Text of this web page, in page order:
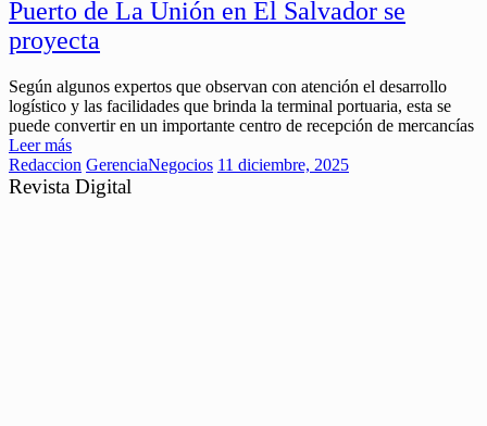
Puerto de La Unión en El Salvador se
proyecta
Según algunos expertos que observan con atención el desarrollo
logístico y las facilidades que brinda la terminal portuaria, esta se
puede convertir en un importante centro de recepción de mercancías
Leer más
Redaccion GerenciaNegocios 11 diciembre, 2025
Revista Digital